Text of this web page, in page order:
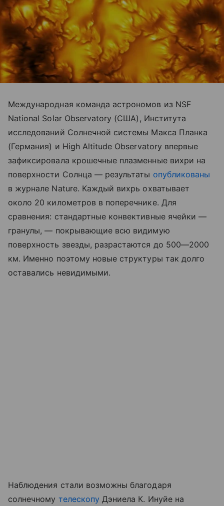
Международная команда астрономов из NSF
National Solar Observatory (США), Института
исследований Солнечной системы Макса Планка
(Германия) и High Altitude Observatory впервые
зафиксировала крошечные плазменные вихри на
поверхности Солнца — результаты опубликованы
в журнале Nature. Каждый вихрь охватывает
около 20 километров в поперечнике. Для
сравнения: стандартные конвективные ячейки —
гранулы, — покрывающие всю видимую
поверхность звезды, разрастаются до 500—2000
км. Именно поэтому новые структуры так долго
оставались невидимыми.
Наблюдения стали возможны благодаря
солнечному телескопу Дэниела К. Инуйе на